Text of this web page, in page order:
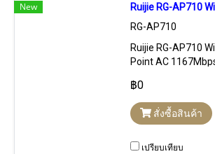
New
RG-AP710
Ruijie RG-AP710
Point AC
Control แบบ Free
Stanalone,
฿0
สั่งซื้อสินค้า
เปรียบเทียบ